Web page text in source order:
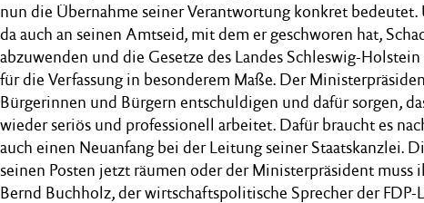
nun die Übernahme seiner Verantwortung konkret
da auch an seinen Amtseid, mit dem er geschworen hat,
abzuwenden und die Gesetze des Landes Schleswig-
für die Verfassung in besonderem Maße. Der
Bürgerinnen und Bürgern entschuldigen und dafür sorgen,
wieder seriös und professionell arbeitet. Dafür braucht es
auch einen Neuanfang bei der Leitung seiner Staatskanzlei.
seinen Posten jetzt räumen oder der Ministerpräsident muss
Bernd Buchholz, der wirtschaftspolitische Sprecher der FDP-